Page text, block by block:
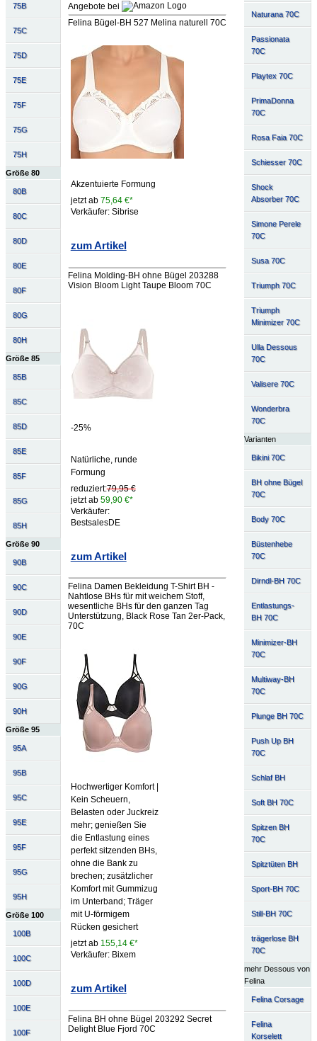
75B
75C
75D
75E
75F
75G
75H
Größe 80
80B
80C
80D
80E
80F
80G
80H
Größe 85
85B
85C
85D
85E
85F
85G
85H
Größe 90
90B
90C
90D
90E
90F
90G
90H
Größe 95
95A
95B
95C
95E
95F
95G
95H
Größe 100
100B
100C
100D
100E
100F
Naturana 70C
Passionata
70C
Playtex 70C
PrimaDonna
70C
Rosa Faia 70C
Schiesser 70C
Shock
Absorber 70C
Simone Perele
70C
Susa 70C
Triumph 70C
Triumph
Minimizer 70C
Ulla Dessous
70C
Valisere 70C
Wonderbra
70C
Varianten
Bikini 70C
BH ohne Bügel
70C
Body 70C
Büstenhebe
70C
Dirndl-BH 70C
Entlastungs-
BH 70C
Minimizer-BH
70C
Multiway-BH
70C
Plunge BH 70C
Push Up BH
70C
Schlaf BH
Soft BH 70C
Spitzen BH
70C
Spitztüten BH
Sport-BH 70C
Still-BH 70C
trägerlose BH
70C
mehr Dessous von
Felina
Felina Corsage
Felina
Korselett
Angebote bei
Felina Bügel-BH 527 Melina naturell 70C
Akzentuierte Formung
jetzt ab 75,64 €*
Verkäufer: Sibrise
zum Artikel
Felina Molding-BH ohne Bügel 203288
Vision Bloom Light Taupe Bloom 70C
-25%
Natürliche, runde
Formung
reduziert:79,95 €
jetzt ab 59,90 €*
Verkäufer:
BestsalesDE
zum Artikel
Felina Damen Bekleidung T-Shirt BH -
Nahtlose BHs für mit weichem Stoff,
wesentliche BHs für den ganzen Tag
Unterstützung, Black Rose Tan 2er-Pack,
70C
Hochwertiger Komfort |
Kein Scheuern,
Belasten oder Juckreiz
mehr; genießen Sie
die Entlastung eines
perfekt sitzenden BHs,
ohne die Bank zu
brechen; zusätzlicher
Komfort mit Gummizug
im Unterband; Träger
mit U-förmigem
Rücken gesichert
jetzt ab 155,14 €*
Verkäufer: Bixem
zum Artikel
Felina BH ohne Bügel 203292 Secret
Delight Blue Fjord 70C